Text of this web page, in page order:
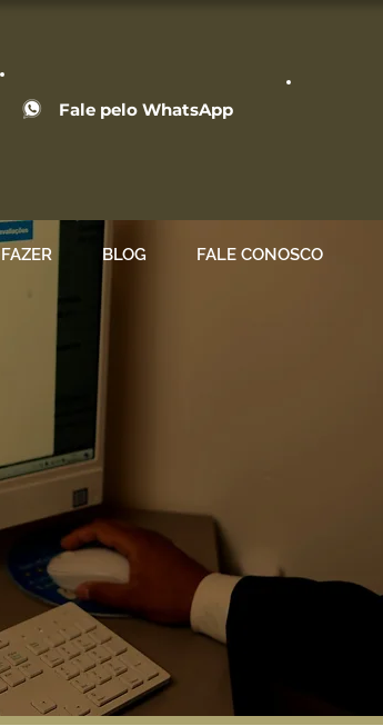
Fale pelo WhatsApp
BLOG FALE CONOSCO